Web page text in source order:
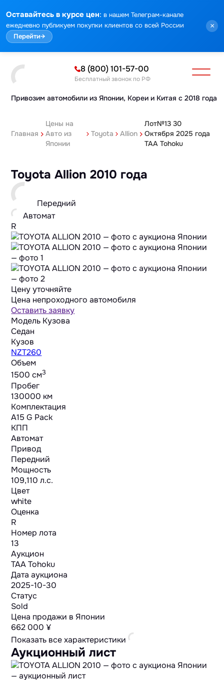
Оставайтесь в курсе цен: в нашем Телеграм-канале
ежедневно публикуем покупки клиентов со всей России
Перейти→
×
Привозим автомобили из Японии, Кореи и Китая с 2018 года
8 (800) 101-57-00
Бесплатный звонок по РФ
Главная
Цены на
Авто из
Японии
Toyota Allion
Лот№13 30
Октября 2025 года
TAA Tohoku
Toyota Allion 2010 года
Передний
Автомат
R
Цену уточняйте
Цена непроходного автомобиля
Оставить заявку
Модель Кузова
Седан
Кузов
NZT260
Объем
1500 cм3
Пробег
130000 км
Комплектация
A15 G Pack
КПП
Автомат
Привод
Передний
Мощность
109,110 л.с.
Цвет
white
Оценка
R
Номер лота
13
Аукцион
TAA Tohoku
Дата аукциона
2025-10-30
Статус
Sold
Цена продажи в Японии
662 000 ¥
Показать все характеристики
Аукционный лист